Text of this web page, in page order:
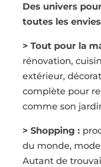
Des univers
toutes les envies
> Tout pour la
rénovation,
extérieur,
complète pour
comme son
> Shopping :
du monde,
Autant de